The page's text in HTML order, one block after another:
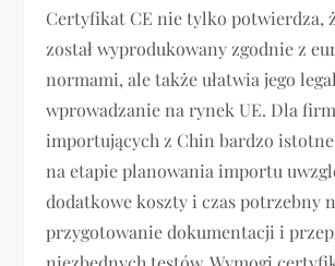
Certyfikat CE nie tylko potwierdza,
został wyprodukowany zgodnie z
normami, ale także ułatwia jego
wprowadzanie na rynek UE. Dla firm
importujących z Chin bardzo istotne
na etapie planowania importu
dodatkowe koszty i czas potrzebny
przygotowanie dokumentacji i